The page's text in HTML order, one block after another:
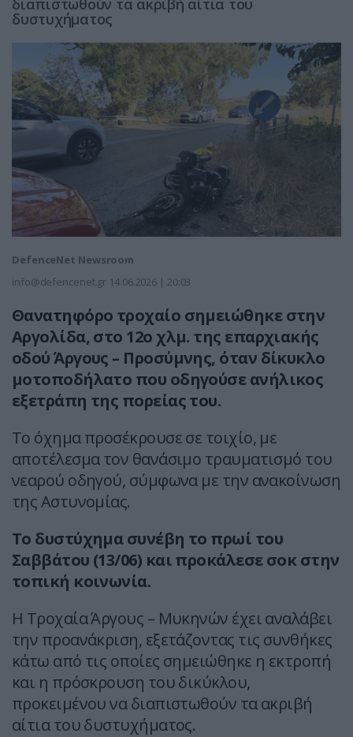
δυστυχήματος
DefenceNet Newsroom
info@defencenet.gr 14.06.2026 | 20:03
Θανατηφόρο τροχαίο σημειώθηκε στην
Αργολίδα, στο 12ο χλμ. της επαρχιακής
οδού Άργους – Προσύμνης, όταν δίκυκλο
μοτοποδήλατο που οδηγούσε ανήλικος
εξετράπη της πορείας του.
Το όχημα προσέκρουσε σε τοιχίο, με
αποτέλεσμα τον θανάσιμο τραυματισμό του
νεαρού οδηγού, σύμφωνα με την ανακοίνωση
της Αστυνομίας.
Το δυστύχημα συνέβη το πρωί του
Σαββάτου (13/06) και προκάλεσε σοκ στην
τοπική κοινωνία.
Η Τροχαία Άργους – Μυκηνών έχει αναλάβει
την προανάκριση, εξετάζοντας τις συνθήκες
κάτω από τις οποίες σημειώθηκε η εκτροπή
και η πρόσκρουση του δικύκλου,
προκειμένου να διαπιστωθούν τα ακριβή
αίτια του δυστυχήματος.